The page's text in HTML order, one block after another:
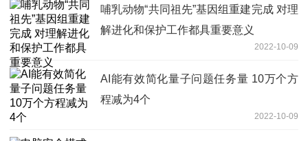
哺乳动物“共同祖先”基因组重建完成 对理
解进化和保护工作都具重要意义
2022-10-09
AI能有效简化量子问题任务量 10万个方
程减为4个
2022-10-09